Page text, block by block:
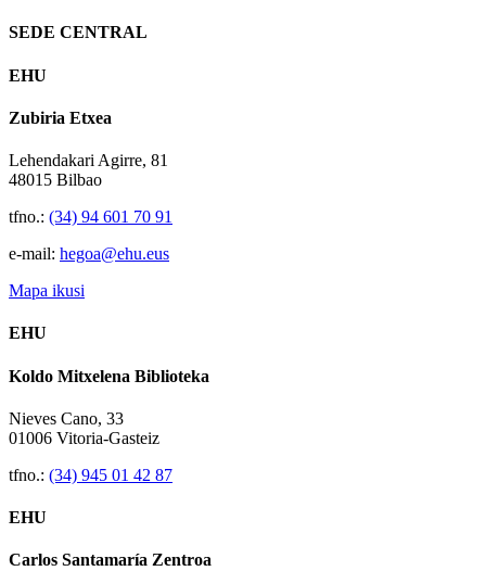
SEDE CENTRAL
EHU
Zubiria Etxea
Lehendakari Agirre, 81
48015 Bilbao
tfno.: (34) 94 601 70 91
e-mail: hegoa@ehu.eus
Mapa ikusi
EHU
Koldo Mitxelena Biblioteka
Nieves Cano, 33
01006 Vitoria-Gasteiz
tfno.: (34) 945 01 42 87
EHU
Carlos Santamaría Zentroa